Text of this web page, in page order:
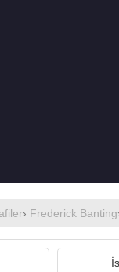
› Frederick Banting